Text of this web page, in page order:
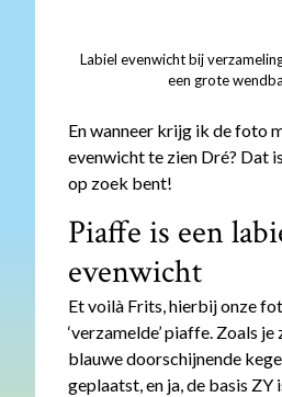
Labiel evenwicht bij
een grote
En wanneer krijg ik de foto
evenwicht te zien Dré? Dat
op zoek bent!
Piaffe is een
evenwicht
Et voilà Frits, hierbij onze
‘verzamelde’ piaffe. Zoals
blauwe doorschijnende
geplaatst, en ja, de basis ZY